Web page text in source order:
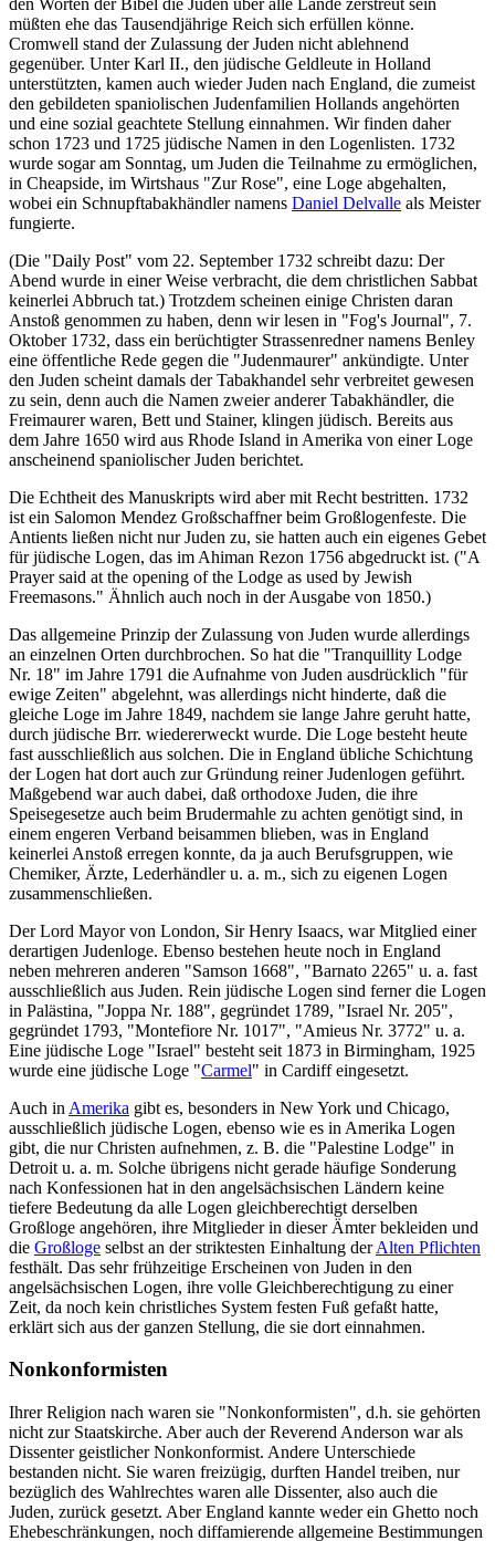
müßten ehe das Tausendjährige Reich sich erfüllen könne.
Cromwell stand der Zulassung der Juden nicht ablehnend
gegenüber. Unter Karl II., den jüdische Geldleute in Holland
unterstützten, kamen auch wieder Juden nach England, die zumeist
den gebildeten spaniolischen Judenfamilien Hollands angehörten
und eine sozial geachtete Stellung einnahmen. Wir finden daher
schon 1723 und 1725 jüdische Namen in den Logenlisten. 1732
wurde sogar am Sonntag, um Juden die Teilnahme zu ermöglichen,
in Cheapside, im Wirtshaus "Zur Rose", eine Loge abgehalten,
wobei ein Schnupftabakhändler namens Daniel Delvalle als Meister
fungierte.
(Die "Daily Post" vom 22. September 1732 schreibt dazu: Der
Abend wurde in einer Weise verbracht, die dem christlichen Sabbat
keinerlei Abbruch tat.) Trotzdem scheinen einige Christen daran
Anstoß genommen zu haben, denn wir lesen in "Fog's Journal", 7.
Oktober 1732, dass ein berüchtigter Strassenredner namens Benley
eine öffentliche Rede gegen die "Judenmaurer" ankündigte. Unter
den Juden scheint damals der Tabakhandel sehr verbreitet gewesen
zu sein, denn auch die Namen zweier anderer Tabakhändler, die
Freimaurer waren, Bett und Stainer, klingen jüdisch. Bereits aus
dem Jahre 1650 wird aus Rhode Island in Amerika von einer Loge
anscheinend spaniolischer Juden berichtet.
Die Echtheit des Manuskripts wird aber mit Recht bestritten. 1732
ist ein Salomon Mendez Großschaffner beim Großlogenfeste. Die
Antients ließen nicht nur Juden zu, sie hatten auch ein eigenes Gebet
für jüdische Logen, das im Ahiman Rezon 1756 abgedruckt ist. ("A
Prayer said at the opening of the Lodge as used by Jewish
Freemasons." Ähnlich auch noch in der Ausgabe von 1850.)
Das allgemeine Prinzip der Zulassung von Juden wurde allerdings
an einzelnen Orten durchbrochen. So hat die "Tranquillity Lodge
Nr. 18" im Jahre 1791 die Aufnahme von Juden ausdrücklich "für
ewige Zeiten" abgelehnt, was allerdings nicht hinderte, daß die
gleiche Loge im Jahre 1849, nachdem sie lange Jahre geruht hatte,
durch jüdische Brr. wiedererweckt wurde. Die Loge besteht heute
fast ausschließlich aus solchen. Die in England übliche Schichtung
der Logen hat dort auch zur Gründung reiner Judenlogen geführt.
Maßgebend war auch dabei, daß orthodoxe Juden, die ihre
Speisegesetze auch beim Brudermahle zu achten genötigt sind, in
einem engeren Verband beisammen blieben, was in England
keinerlei Anstoß erregen konnte, da ja auch Berufsgruppen, wie
Chemiker, Ärzte, Lederhändler u. a. m., sich zu eigenen Logen
zusammenschließen.
Der Lord Mayor von London, Sir Henry Isaacs, war Mitglied einer
derartigen Judenloge. Ebenso bestehen heute noch in England
neben mehreren anderen "Samson 1668", "Barnato 2265" u. a. fast
ausschließlich aus Juden. Rein jüdische Logen sind ferner die Logen
in Palästina, "Joppa Nr. 188", gegründet 1789, "Israel Nr. 205",
gegründet 1793, "Montefiore Nr. 1017", "Amieus Nr. 3772" u. a.
Eine jüdische Loge "Israel" besteht seit 1873 in Birmingham, 1925
wurde eine jüdische Loge "Carmel" in Cardiff eingesetzt.
Auch in Amerika gibt es, besonders in New York und Chicago,
ausschließlich jüdische Logen, ebenso wie es in Amerika Logen
gibt, die nur Christen aufnehmen, z. B. die "Palestine Lodge" in
Detroit u. a. m. Solche übrigens nicht gerade häufige Sonderung
nach Konfessionen hat in den angelsächsischen Ländern keine
tiefere Bedeutung da alle Logen gleichberechtigt derselben
Großloge angehören, ihre Mitglieder in dieser Ämter bekleiden und
die Großloge selbst an der striktesten Einhaltung derAlten Pflichten
festhält. Das sehr frühzeitige Erscheinen von Juden in den
angelsächsischen Logen, ihre volle Gleichberechtigung zu einer
Zeit, da noch kein christliches System festen Fuß gefaßt hatte,
erklärt sich aus der ganzen Stellung, die sie dort einnahmen.
Nonkonformisten
Ihrer Religion nach waren sie "Nonkonformisten", d.h. sie gehörten
nicht zur Staatskirche. Aber auch der Reverend Anderson war als
Dissenter geistlicher Nonkonformist. Andere Unterschiede
bestanden nicht. Sie waren freizügig, durften Handel treiben, nur
bezüglich des Wahlrechtes waren alle Dissenter, also auch die
Juden, zurück gesetzt. Aber England kannte weder ein Ghetto noch
Ehebeschränkungen, noch diffamierende allgemeine Bestimmungen